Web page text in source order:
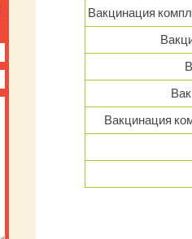
Вакцинация
Вакцинация